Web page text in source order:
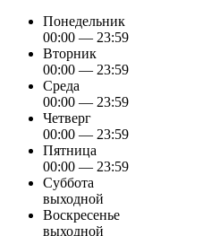
Понедельник
00:00 — 23:59
Вторник
00:00 — 23:59
Среда
00:00 — 23:59
Четверг
00:00 — 23:59
Пятница
00:00 — 23:59
Суббота
выходной
Воскресенье
выходной